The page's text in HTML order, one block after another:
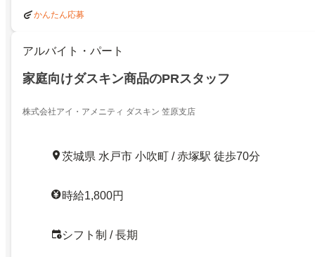
かんたん応募
アルバイト・パート
家庭向けダスキン商品のPRスタッフ
株式会社アイ・アメニティ ダスキン 笠原支店
茨城県 水戸市 小吹町 / 赤塚駅 徒歩70分
時給1,800円
シフト制 / 長期